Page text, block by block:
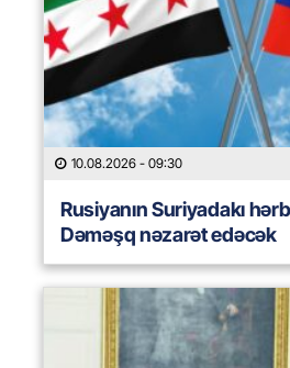
10.08.2026 - 09:30
Rusiyanın Suriyadakı
Dəməşq nəzarət edəcək